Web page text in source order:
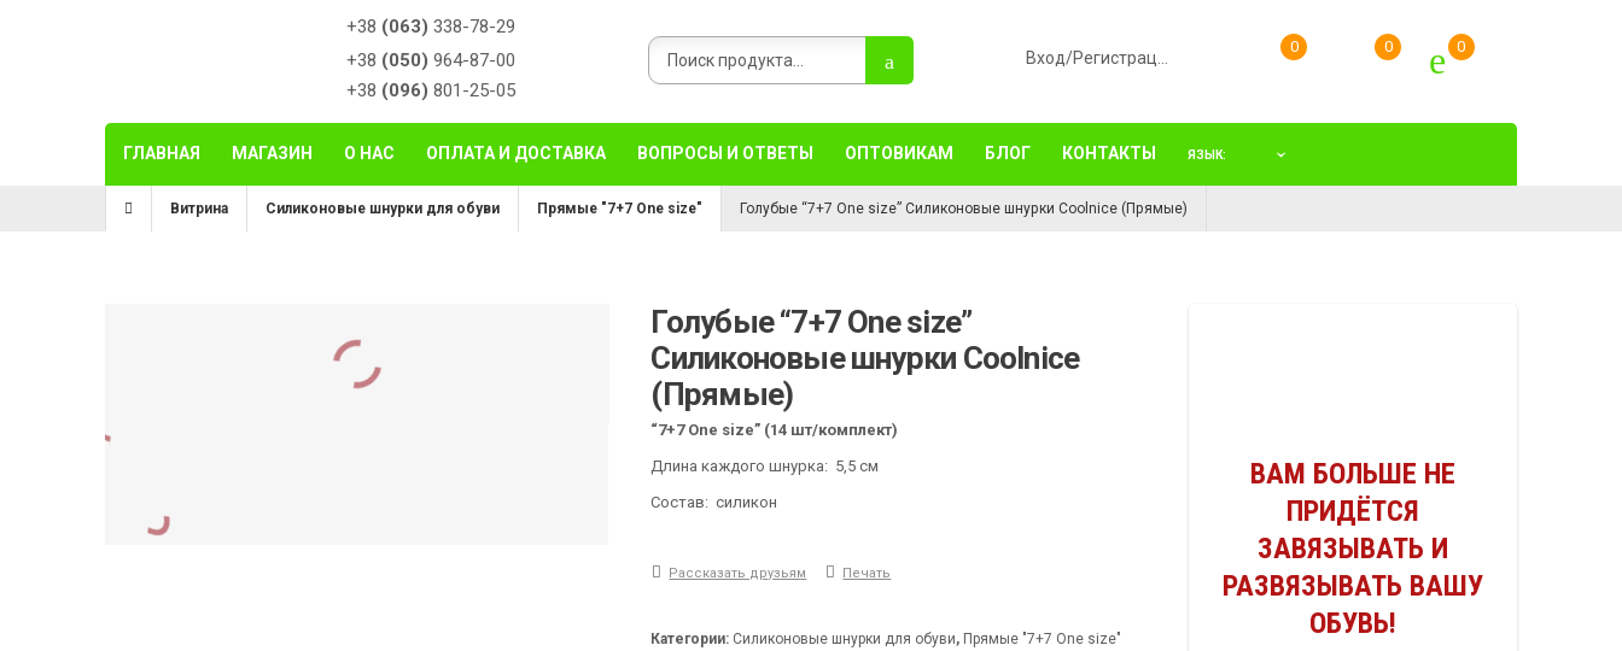
+38 (063) 338-78-29
+38 (050) 964-87-00
+38 (096) 801-25-05
ГЛАВНАЯ МАГАЗИН О НАС ОПЛАТА И ДОСТАВКА ВОПРОСЫ И ОТВЕТЫ ОПТОВИКАМ БЛОГ КОНТАКТЫ ЯЗЫК:
Витрина Силиконовые шнурки для обуви Прямые "7+7 One size" Голубые “7+7 One size” Силиконовые шнурки Coolnice (Прямые)
Голубые “7+7 One size”
Силиконовые шнурки Coolnice
(Прямые)
“7+7 One size” (14 шт/комплект)
Длина каждого шнурка: 5,5 см
Состав: силикон
Рассказать друзьям Печать
Категории: Силиконовые шнурки для обуви, Прямые "7+7 One size"
ВАМ БОЛЬШЕ НЕ
ПРИДЁТСЯ
ЗАВЯЗЫВАТЬ И
РАЗВЯЗЫВАТЬ ВАШУ
ОБУВЬ!